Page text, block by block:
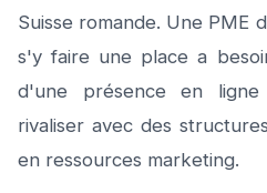
Suisse romande. Une PME
s'y faire une place a
d'une présence en ligne
rivaliser avec des
en ressources marketing.